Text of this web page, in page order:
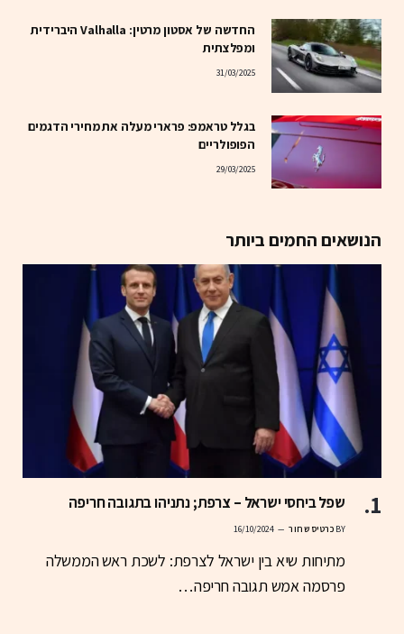
החדשה של אסטון מרטין: Valhalla היברידית
ומפלצתית
31/03/2025
בגלל טראמפ: פרארי מעלה את מחירי הדגמים
הפופולריים
29/03/2025
הנושאים החמים ביותר
שפל ביחסי ישראל – צרפת; נתניהו בתגובה חריפה
BY כרטיס שחור 16/10/2024
מתיחות שיא בין ישראל לצרפת: לשכת ראש הממשלה
פרסמה אמש תגובה חריפה…